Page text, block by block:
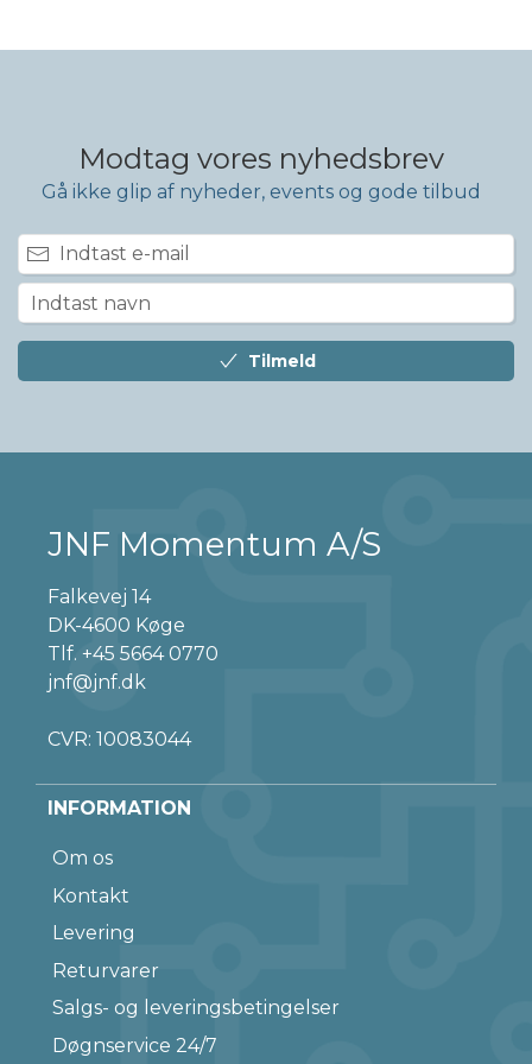
Modtag vores nyhedsbrev
Gå ikke glip af nyheder, events og gode tilbud
Tilmeld
JNF Momentum A/S
Falkevej 14
DK-4600 Køge
Tlf. +45 5664 0770
jnf@jnf.dk
CVR: 10083044
INFORMATION
Om os
Kontakt
Levering
Returvarer
Salgs- og leveringsbetingelser
Døgnservice 24/7